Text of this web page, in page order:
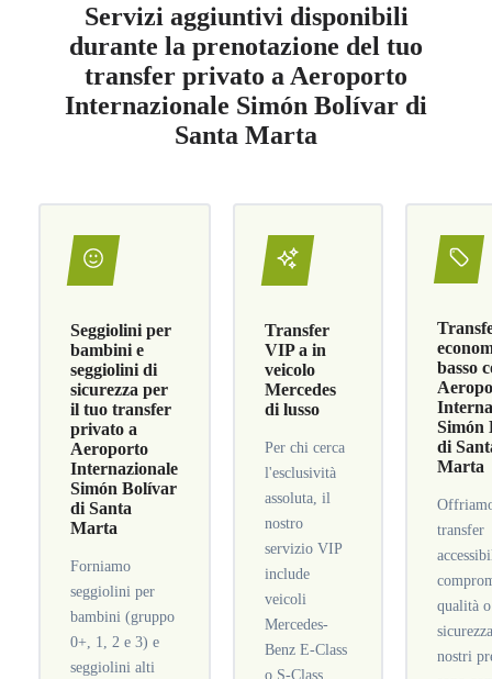
Servizi aggiuntivi disponibili
durante la prenotazione del tuo
transfer privato a Aeroporto
Internazionale Simón Bolívar di
Santa Marta
Seggiolini per
bambini e
seggiolini di
sicurezza per
il tuo transfer
privato a
Aeroporto
Internazionale
Simón Bolívar
di Santa
Marta
Forniamo
seggiolini per
bambini (gruppo
0+, 1, 2 e 3) e
seggiolini alti
Transfer
VIP a in
veicolo
Mercedes
di lusso
Per chi cerca
l'esclusività
assoluta, il
nostro
servizio VIP
include
veicoli
Mercedes-
Benz E-Class
o S-Class,
basso
Simón
di
Marta
transfer
qualità o
nostri